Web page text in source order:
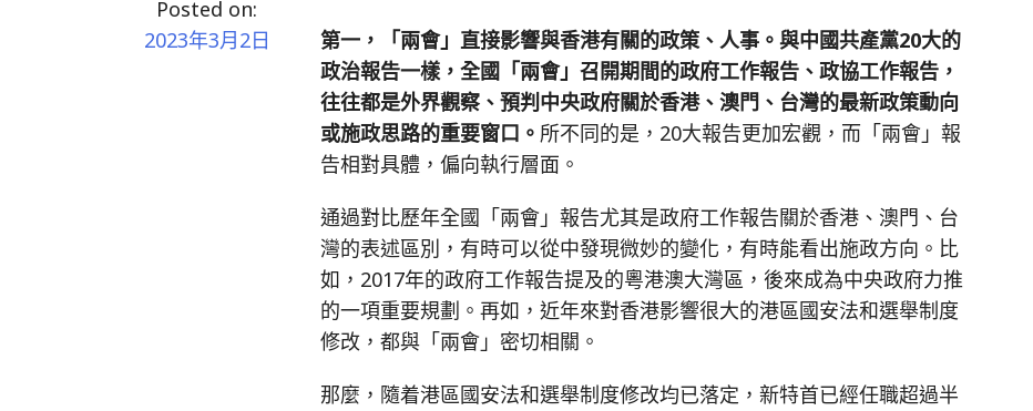
Posted on:
2023年3月2日
第一，「兩會」直接影響與香港有關的政策、人事。與中國共產黨20大的
政治報告一樣，全國「兩會」召開期間的政府工作報告、政協工作報告，
往往都是外界觀察、預判中央政府關於香港、澳門、台灣的最新政策動向
或施政思路的重要窗口。 所不同的是，20大報告更加宏觀，而「兩會」報
告相對具體，偏向執行層面。
通過對比歷年全國「兩會」報告尤其是政府工作報告關於香港、澳門、台
灣的表述區別，有時可以從中發現微妙的變化，有時能看出施政方向。比
如，2017年的政府工作報告提及的粵港澳大灣區，後來成為中央政府力推
的一項重要規劃。再如，近年來對香港影響很大的港區國安法和選舉制度
修改，都與「兩會」密切相關。
那麼，隨着港區國安法和選舉制度修改均已落定，新特首已經任職超過半